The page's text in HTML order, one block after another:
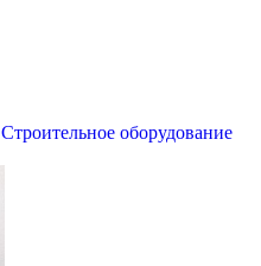
Строительное оборудование